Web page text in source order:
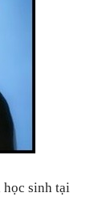
học sinh tại